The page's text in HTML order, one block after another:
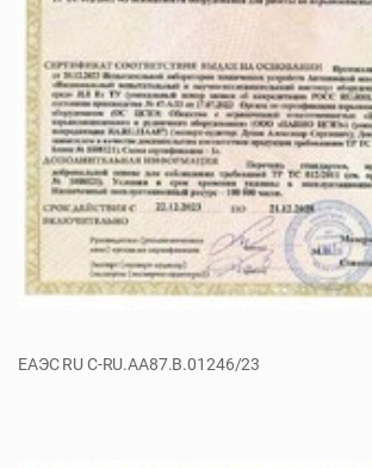
ЕАЭС RU C-RU.AA87.B.01246/23